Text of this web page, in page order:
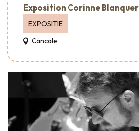
Exposition Corinne Blanquer
EXPOSITIE
Cancale